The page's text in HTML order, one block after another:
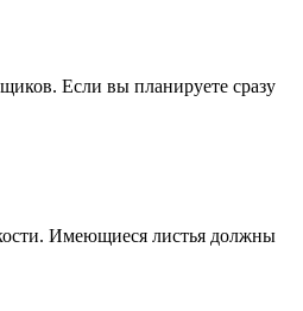
Если вы планируете сразу
Имеющиеся листья должны